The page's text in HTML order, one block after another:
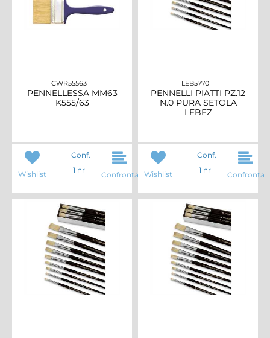
CWR55563
PENNELLESSA MM63
K555/63
Wishlist
Conf.
1 nr
Confronta
LEB5770
PENNELLI PIATTI PZ.12
N.0 PURA SETOLA
LEBEZ
Wishlist
Conf.
1 nr
Confronta